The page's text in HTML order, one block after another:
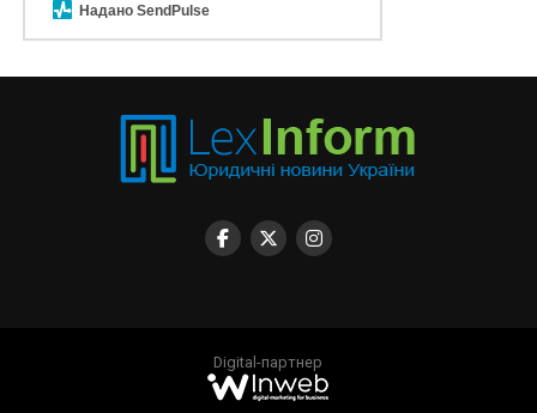
Надано SendPulse
Digital-партнер